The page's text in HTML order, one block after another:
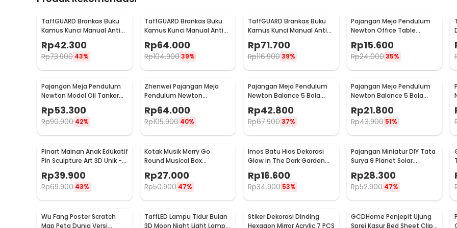
TaffGUARD Brankas Buku
Kamus Kunci Manual Anti
Maling Hidden Safe Box
Kecil - KB-10L
Rp42.300
Rp73.900 43%
TaffGUARD Brankas Buku
Kamus Kunci Manual Anti
Maling Hidden Safe Box
Sedang - KB-10L
Rp64.000
Rp104.90039%
TaffGUARD Brankas Buku
Kamus Kunci Manual Anti
Besar - KB-10L
Rp71.700
Rp116.900 39%
Pajangan Meja Pendulum
Newton Office Table
Decoration 5 Ball S - H50S
Rp15.600
Rp24.00035%
Pajangan Meja Pendulum
Newton Model Oil Tanker
Perpetual Debate - B101
Rp53.300
Rp90.900 42%
Zhenwei Pajangan Meja
Pendulum Newton
Perpetual Model Ferris
Wheel - ZPW
Rp64.000
Rp105.900 40%
Pajangan Meja Pendulum
Newton Balance 5 Bola
Model Arched M - ZY02
Rp42.800
Rp67.900 37%
Pajangan Meja Pendulum
Newton Balance 5 Bola
Model Arched S - ZY02
Rp21.800
Rp43.900 51%
Pinart Mainan Anak Edukatif
Pin Sculpture Art 3D Unik -
FD-P3
Rp39.900
Rp69.900 43%
Kotak Musik Merry Go
Round Musical Box
Y02
Rp27.000
Rp50.900 47%
Imos Batu Hias Dekorasi
Glow in The Dark Garden
Stone 100 PCS - HC0043
Rp16.600
Rp34.900 53%
Pajangan Miniatur DIY Tata
Surya 9 Planet Solar
System Planetary - 2135
Rp28.300
Rp52.900 47%
Wu Fang Poster Scratch
Map Peta Dunia Versi
TaffLED Lampu Tidur Bulan
3D Moon Night Light Lamp 3
Stiker Dekorasi Dinding
Hexagon Mirror Acrylic 7 PCS
GCDHome Penjepit Ujung
Sprei Kasur Bed Sheet Clip